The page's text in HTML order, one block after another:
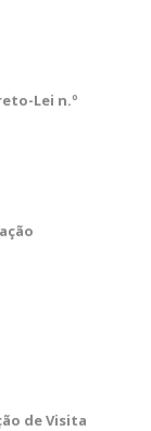
Lei n.º
de Visita